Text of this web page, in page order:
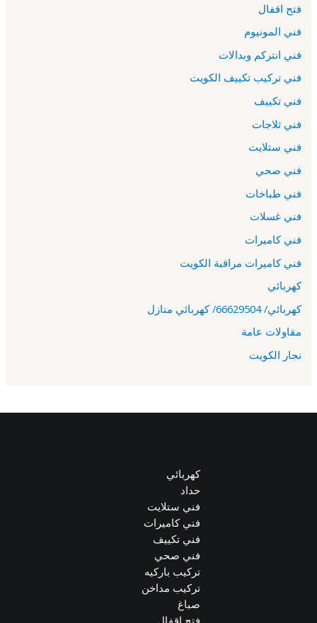
فتح اقفال
فني المونيوم
فني انتركم وبدالات
فني تركيب تكييف الكويت
فني تكييف
فني ثلاجات
فني ستلايت
فني صحي
فني طباخات
فني غسلات
فني كاميرات
فني كاميرات مراقبة الكويت
كهربائي
كهربائي/ 66629504/ كهربائي منازل
مقاولات عامة
نجار الكويت
كهربائي
حداد
فني ستلايت
فني كاميرات
فني تكييف
فني صحي
تركيب باركيه
تركيب مداخن
صباغ
فتح اقفال